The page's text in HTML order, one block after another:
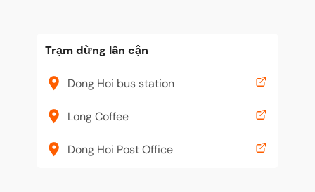
Trạm dừng lân cận
Dong Hoi bus station
Long Coffee
Dong Hoi Post Office